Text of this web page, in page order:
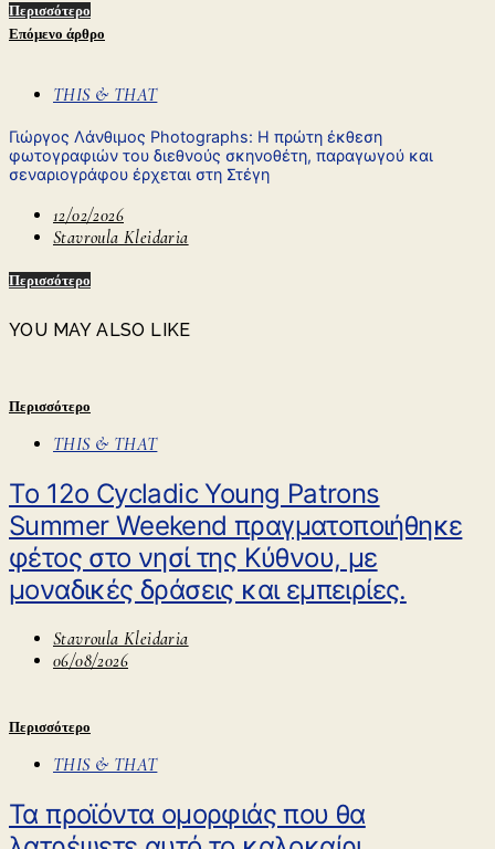
Περισσότερο
Επόμενο άρθρο
THIS & THAT
Γιώργος Λάνθιμος Photographs: Η πρώτη έκθεση
φωτογραφιών του διεθνούς σκηνοθέτη, παραγωγού και
σεναριογράφου έρχεται στη Στέγη
12/02/2026
Stavroula Kleidaria
Περισσότερο
YOU MAY ALSO LIKE
Περισσότερο
THIS & THAT
Tο 12ο Cycladic Young Patrons
Summer Weekend πραγματοποιήθηκε
φέτος στο νησί της Κύθνου, με
μοναδικές δράσεις και εμπειρίες.
Stavroula Kleidaria
06/08/2026
Περισσότερο
THIS & THAT
Τα προϊόντα ομορφιάς που θα